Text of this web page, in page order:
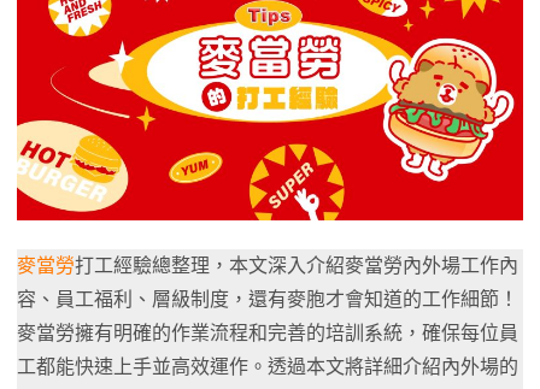
麥當勞打工經驗總整理，本文深入介紹麥當勞內外場工作內
容、員工福利、層級制度，還有麥胞才會知道的工作細節！
麥當勞擁有明確的作業流程和完善的培訓系統，確保每位員
工都能快速上手並高效運作。透過本文將詳細介紹內外場的